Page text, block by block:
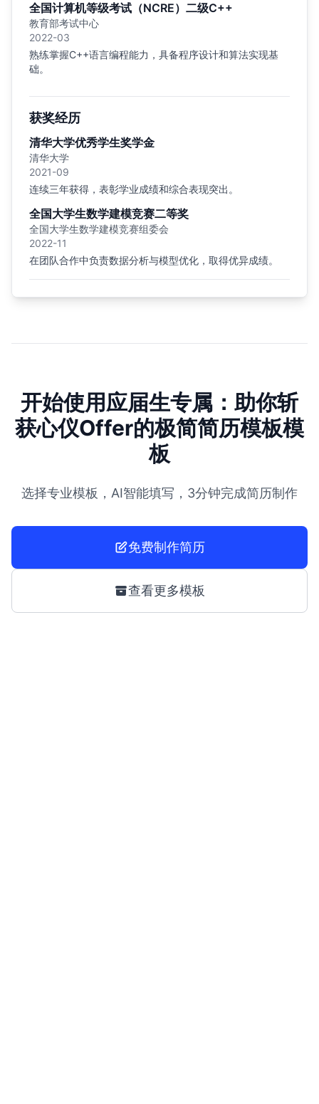
全国计算机等级考试（NCRE）二级C++
教育部考试中心
2022-03
熟练掌握C++语言编程能力，具备程序设计和算法实现基
础。
获奖经历
清华大学优秀学生奖学金
清华大学
2021-09
连续三年获得，表彰学业成绩和综合表现突出。
全国大学生数学建模竞赛二等奖
全国大学生数学建模竞赛组委会
2022-11
在团队合作中负责数据分析与模型优化，取得优异成绩。
开始使用应届生专属：助你斩
获心仪Offer的极简简历模板模
板
选择专业模板，AI智能填写，3分钟完成简历制作
免费制作简历
查看更多模板